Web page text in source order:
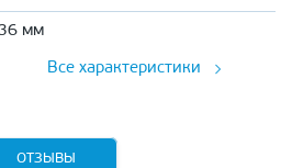
мм
Все характеристики
ОТЗЫВЫ